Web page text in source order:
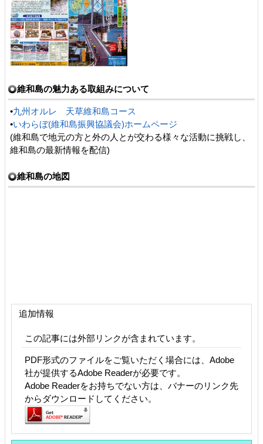
維和島の魅力ある取組みについて
•九州オルレ 天草維和島コース
•いわらぼ(維和島振興協議会)ホームページ
(維和島で地元の方と外の人とが交わる様々な活動に挑戦し、
維和島の最新情報を配信)
維和島の地図
追加情報
この記事には外部リンクが含まれています。
PDF形式のファイルをご覧いただく場合には、Adobe
社が提供するAdobe Readerが必要です。
Adobe Readerをお持ちでない方は、バナーのリンク先
からダウンロードしてください。